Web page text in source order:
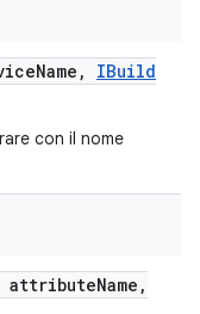
Name ,
IBuild
con il nome
attributeName ,